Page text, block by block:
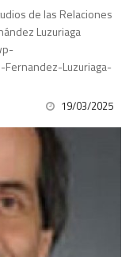
de las Relaciones
Luzuriaga
Luzuriaga-
19/03/2025